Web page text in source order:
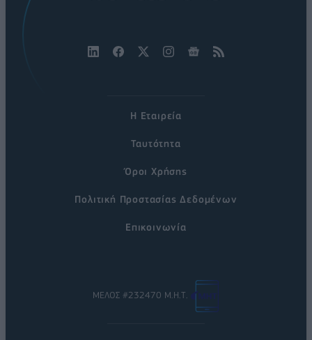
Η Εταιρεία
Ταυτότητα
Όροι Χρήσης
Πολιτική Προστασίας Δεδομένων
Επικοινωνία
ΜΕΛΟΣ #232470 Μ.Η.Τ.